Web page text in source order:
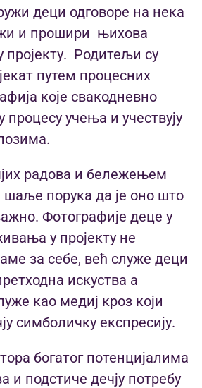
деци одговоре на нека
и прошири њихова
пројекту. Родитељи су
путем процесних
које свакодневно
процесу учења и учествују
радова и бележењем
шаље порука да је оно што
Фотографије деце у
у пројекту не
за себе, већ служе деци
искуства а
као медиј кроз који
симболичку експресију.
богатог потенцијалима
и подстиче дечју потребу